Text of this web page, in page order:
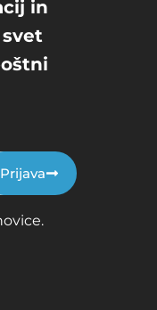
in
Prijava